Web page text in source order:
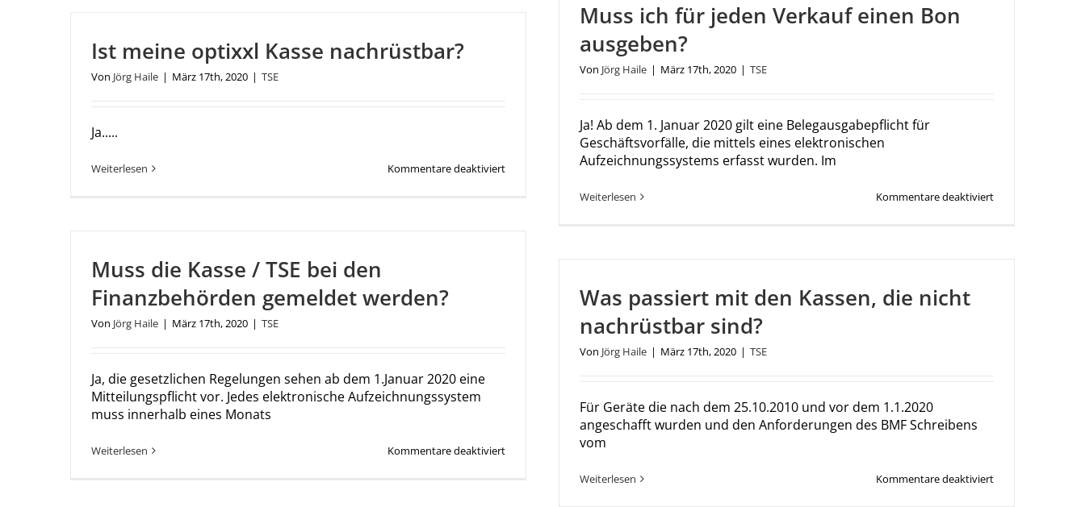
Muss ich für jeden Verkauf einen Bon
ausgeben?
Von Jörg Haile | März 17th, 2020 | TSE
Ja! Ab dem 1. Januar 2020 gilt eine Belegausgabepflicht für
Geschäftsvorfälle, die mittels eines elektronischen
Aufzeichnungssystems erfasst wurden. Im
Weiterlesen Kommentare deaktiviertfür
Ist meine optixxl Kasse nachrüstbar?
Von Jörg Haile | März 17th, 2020 | TSE
Ja.....
Weiterlesen Kommentare deaktiviertfür
Muss die Kasse / TSE bei den
Finanzbehörden gemeldet werden?
Von Jörg Haile | März 17th, 2020 | TSE
Ja, die gesetzlichen Regelungen sehen ab dem 1.Januar 2020 eine
Mitteilungspflicht vor. Jedes elektronische Aufzeichnungssystem
muss innerhalb eines Monats
Weiterlesen Kommentare deaktiviertfür
Was passiert mit den Kassen, die nicht
nachrüstbar sind?
Von Jörg Haile | März 17th, 2020 | TSE
Für Geräte die nach dem 25.10.2010 und vor dem 1.1.2020
angeschafft wurden und den Anforderungen des BMF Schreibens
vom
Weiterlesen Kommentare deaktiviertfür